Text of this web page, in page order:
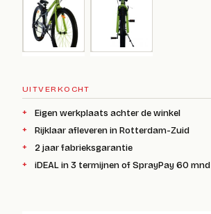
UITVERKOCHT
Eigen werkplaats achter de winkel
Rijklaar afleveren in Rotterdam-Zuid
2 jaar fabrieksgarantie
iDEAL in 3 termijnen of SprayPay 60 mnd